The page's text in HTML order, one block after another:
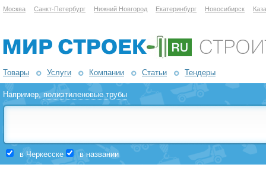
Москва Санкт-Петербург Нижний Новгород Екатеринбург Новосибирск
Товары Услуги Компании Статьи Тендеры
Например,полиэтиленовые трубы
в Черкесске в названии